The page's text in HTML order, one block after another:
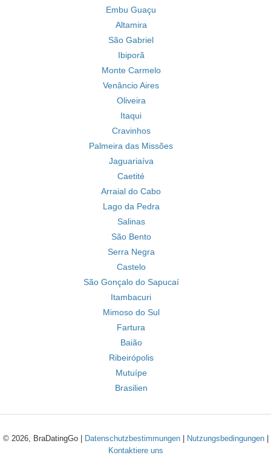
Embu Guaçu
Altamira
São Gabriel
Ibiporã
Monte Carmelo
Venâncio Aires
Oliveira
Itaqui
Cravinhos
Palmeira das Missões
Jaguariaíva
Caetité
Arraial do Cabo
Lago da Pedra
Salinas
São Bento
Serra Negra
Castelo
São Gonçalo do Sapucaí
Itambacuri
Mimoso do Sul
Fartura
Baião
Ribeirópolis
Mutuípe
Brasilien
© 2026, BraDatingGo | Datenschutzbestimmungen| Nutzungsbedingungen|
Kontaktiere uns